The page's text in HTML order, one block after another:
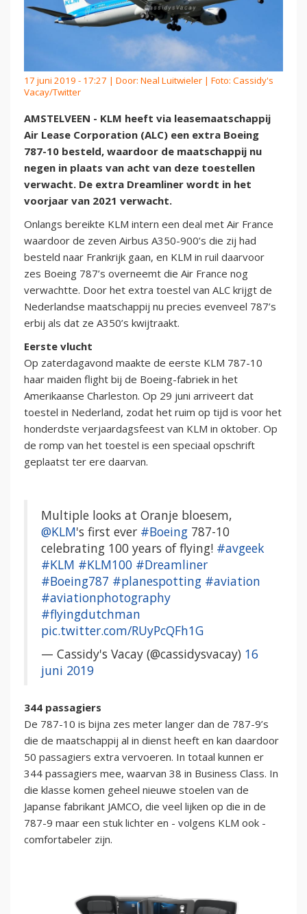
17 juni 2019 - 17:27 | Door: Neal Luitwieler | Foto: Cassidy's
Vacay/Twitter
AMSTELVEEN - KLM heeft via leasemaatschappij
Air Lease Corporation (ALC) een extra Boeing
787-10 besteld, waardoor de maatschappij nu
negen in plaats van acht van deze toestellen
verwacht. De extra Dreamliner wordt in het
voorjaar van 2021 verwacht.
Onlangs bereikte KLM intern een deal met Air France
waardoor de zeven Airbus A350-900’s die zij had
besteld naar Frankrijk gaan, en KLM in ruil daarvoor
zes Boeing 787’s overneemt die Air France nog
verwachtte. Door het extra toestel van ALC krijgt de
Nederlandse maatschappij nu precies evenveel 787’s
erbij als dat ze A350’s kwijtraakt.
Eerste vlucht
Op zaterdagavond maakte de eerste KLM 787-10
haar maiden flight bij de Boeing-fabriek in het
Amerikaanse Charleston. Op 29 juni arriveert dat
toestel in Nederland, zodat het ruim op tijd is voor het
honderdste verjaardagsfeest van KLM in oktober. Op
de romp van het toestel is een speciaal opschrift
geplaatst ter ere daarvan.
Multiple looks at Oranje bloesem,
@KLM's first ever #Boeing 787-10
celebrating 100 years of flying! #avgeek
#KLM #KLM100 #Dreamliner
#Boeing787 #planespotting #aviation
#aviationphotography
#flyingdutchman
pic.twitter.com/RUyPcQFh1G
— Cassidy's Vacay (@cassidysvacay) 16
juni 2019
344 passagiers
De 787-10 is bijna zes meter langer dan de 787-9’s
die de maatschappij al in dienst heeft en kan daardoor
50 passagiers extra vervoeren. In totaal kunnen er
344 passagiers mee, waarvan 38 in Business Class. In
die klasse komen geheel nieuwe stoelen van de
Japanse fabrikant JAMCO, die veel lijken op die in de
787-9 maar een stuk lichter en - volgens KLM ook -
comfortabeler zijn.